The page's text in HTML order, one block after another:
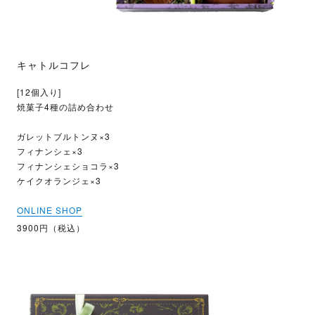
キャトルコフレ
[12個入り]
焼菓子4種の詰め合わせ
ガレットブルトンヌ×3
フィナンシェ×3
フィナンシェショコラ×3
ケイクオランジェ×3
ONLINE SHOP
3900円（税込）